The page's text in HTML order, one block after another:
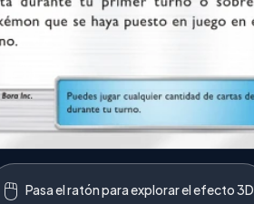
🖱️ Pasa el ratón para explorar el efecto 3D